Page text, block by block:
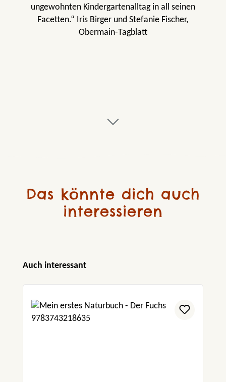
ungewohnten Kindergartenalltag in all seinen
Facetten.“ Iris Birger und Stefanie Fischer,
Obermain-Tagblatt
Das könnte dich auch
interessieren
Produktgalerie überspringen
Auch interessant